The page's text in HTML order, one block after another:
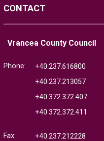
CONTACT
Vrancea County Council
Phone:
+40.237.616800
+40.237.213057
+40.372.372.407
+40.372.372.411
Fax:
+40.237.212228